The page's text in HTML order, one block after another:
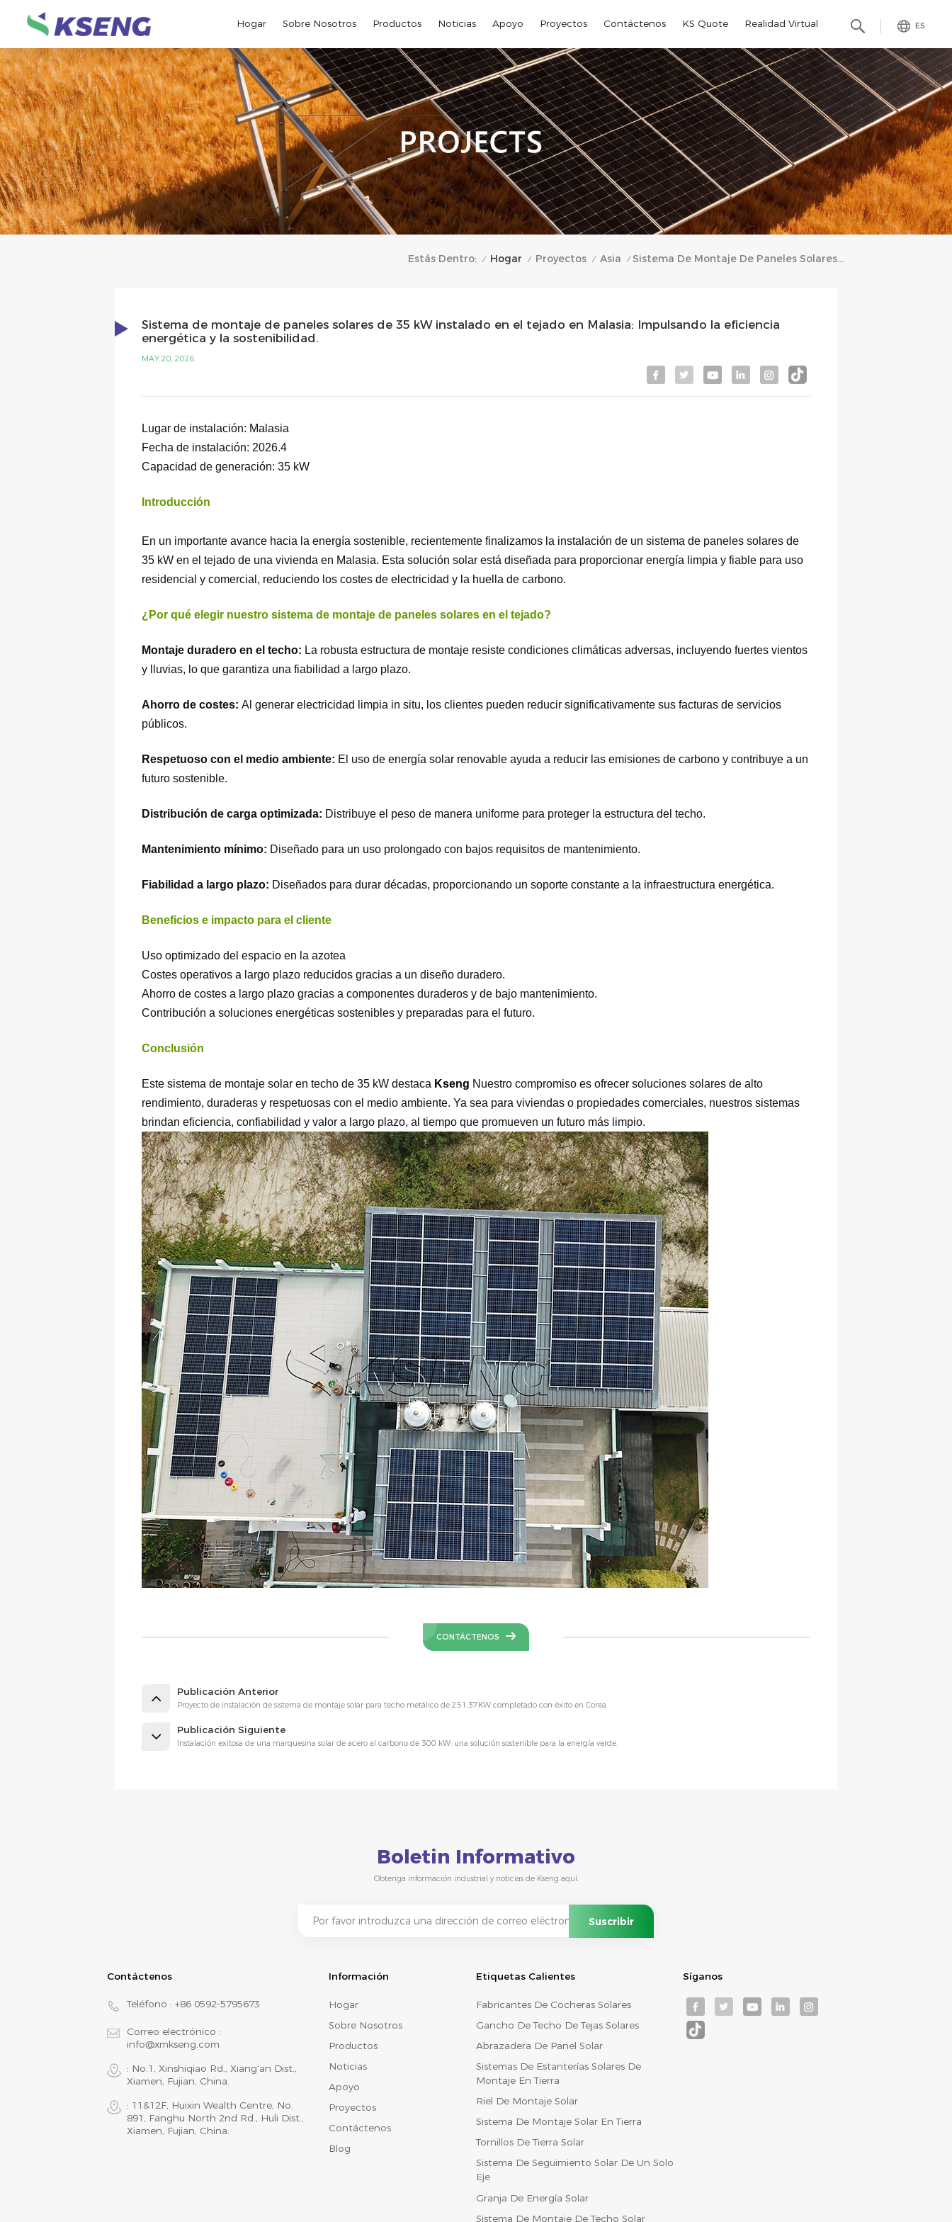
ES
Hogar Sobre Nosotros Productos Noticias Apoyo Proyectos Contáctenos KS Quote Realidad Virtual
Estás Dentro: / Hogar / Proyectos / Asia / Sistema De Montaje De Paneles Solares De 35 KW Instalado En El Tejado En Malasia: Impulsando La Eficiencia Energética Y La Sostenibilidad.
Sistema de montaje de paneles solares de 35 kW instalado en el tejado en Malasia: Impulsando la eficiencia
energética y la sostenibilidad.
MAY 20, 2026
Lugar de instalación: Malasia
Fecha de instalación: 2026.4
Capacidad de generación: 35 kW
Introducción
En un importante avance hacia la energía sostenible, recientemente finalizamos la instalación de un sistema de paneles solares de
35 kW en el tejado de una vivienda en Malasia. Esta solución solar está diseñada para proporcionar energía limpia y fiable para uso
residencial y comercial, reduciendo los costes de electricidad y la huella de carbono.
¿Por qué elegir nuestro sistema de montaje de paneles solares en el tejado?
Montaje duradero en el techo: La robusta estructura de montaje resiste condiciones climáticas adversas, incluyendo fuertes vientos
y lluvias, lo que garantiza una fiabilidad a largo plazo.
Ahorro de costes: Al generar electricidad limpia in situ, los clientes pueden reducir significativamente sus facturas de servicios
públicos.
Respetuoso con el medio ambiente: El uso de energía solar renovable ayuda a reducir las emisiones de carbono y contribuye a un
futuro sostenible.
Distribución de carga optimizada: Distribuye el peso de manera uniforme para proteger la estructura del techo.
Mantenimiento mínimo: Diseñado para un uso prolongado con bajos requisitos de mantenimiento.
Fiabilidad a largo plazo: Diseñados para durar décadas, proporcionando un soporte constante a la infraestructura energética.
Beneficios e impacto para el cliente
Uso optimizado del espacio en la azotea
Costes operativos a largo plazo reducidos gracias a un diseño duradero.
Ahorro de costes a largo plazo gracias a componentes duraderos y de bajo mantenimiento.
Contribución a soluciones energéticas sostenibles y preparadas para el futuro.
Conclusión
Este sistema de montaje solar en techo de 35 kW destaca Kseng Nuestro compromiso es ofrecer soluciones solares de alto
rendimiento, duraderas y respetuosas con el medio ambiente. Ya sea para viviendas o propiedades comerciales, nuestros sistemas
brindan eficiencia, confiabilidad y valor a largo plazo, al tiempo que promueven un futuro más limpio.
CONTÁCTENOS
Publicación Anterior
Proyecto de instalación de sistema de montaje solar para techo metálico de 251.37KW completado con éxito en Corea
Publicación Siguiente
Instalación exitosa de una marquesina solar de acero al carbono de 300 kW: una solución sostenible para la energía verde.
Boletin Informativo
Obtenga información industrial y noticias de Kseng aquí.
Contáctenos
Teléfono : +86 0592-5795673
Correo electrónico :
info@xmkseng.com
: No.1, Xinshiqiao Rd., Xiang‘an Dist.,
Xiamen, Fujian, China.
: 11&12F, Huixin Wealth Centre, No.
891, Fanghu North 2nd Rd., Huli Dist.,
Xiamen, Fujian, China.
Información
Hogar
Sobre Nosotros
Productos
Noticias
Apoyo
Proyectos
Contáctenos
Blog
Etiquetas Calientes
Fabricantes De Cocheras Solares
Gancho De Techo De Tejas Solares
Abrazadera De Panel Solar
Sistemas De Estanterías Solares De
Montaje En Tierra
Riel De Montaje Solar
Sistema De Montaje Solar En Tierra
Tornillos De Tierra Solar
Sistema De Seguimiento Solar De Un Solo
Eje
Granja De Energía Solar
Sistema De Montaje De Techo Solar
Síganos